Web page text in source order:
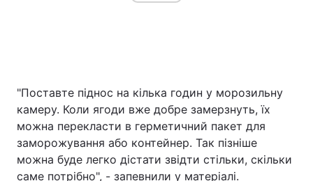
"Поставте піднос на кілька годин у морозильну
камеру. Коли ягоди вже добре замерзнуть, їх
можна перекласти в герметичний пакет для
заморожування або контейнер. Так пізніше
можна буде легко дістати звідти стільки, скільки
саме потрібно", - запевнили у матеріалі.